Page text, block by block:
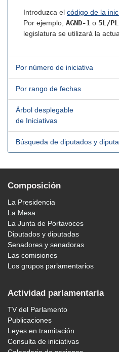
Introduzca el código de la
Por ejemplo, AGND-1 o 5L/
legislatura se utilizará la
Por número de iniciativa
Por rango de fechas
Árbol desplegable
de Iniciativas
Búsqueda de diputados y
Composición
La Presidencia
La Mesa
La Junta de Portavoces
Diputados y diputadas
Senadores y senadoras
Las comisiones
Los grupos parlamentarios
Actividad parlamentaria
TV del Parlamento
Publicaciones
Leyes en tramitación
Consulta de iniciativas